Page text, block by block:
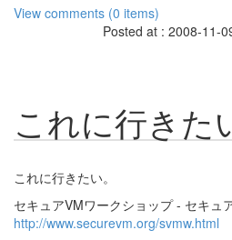
View comments (0 items)
Posted at : 2008-11-
これに行きた
これに行きたい。
セキュアVMワークショップ - セキュ
http://www.securevm.org/svmw.html